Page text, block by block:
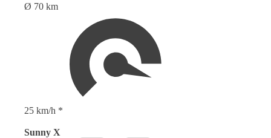
Ø 70 km
25 km/h *
Sunny X